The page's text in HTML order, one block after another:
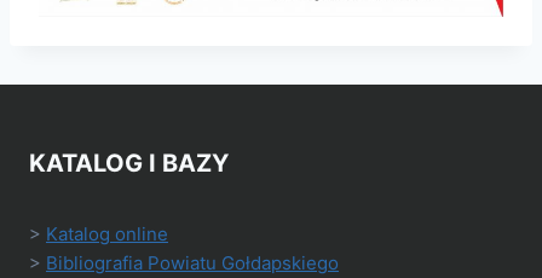
KATALOG I BAZY
> Katalog online
> Bibliografia Powiatu Gołdapskiego